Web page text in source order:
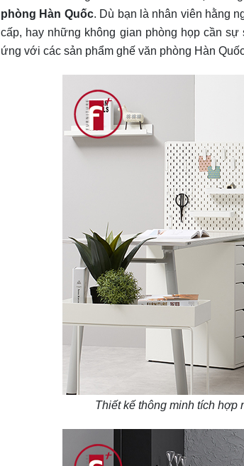
phòng Hàn Quốc. Dù bạn là nhân viên hằng
cấp, hay những không gian phòng họp cần
ứng với các sản phẩm ghế văn phòng Hàn
Thiết kế thông minh tích hợp